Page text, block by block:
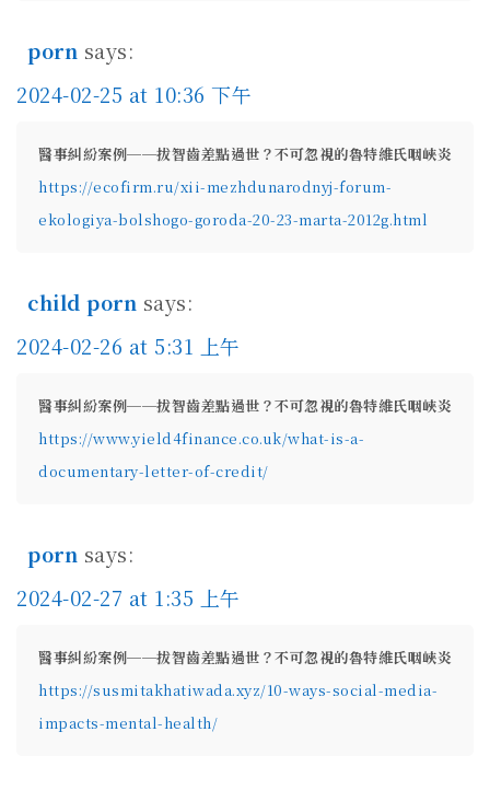
porn says:
2024-02-25 at 10:36 下午
醫事糾紛案例──拔智齒差點過世？不可忽視的魯特維氏咽峽炎
https://ecofirm.ru/xii-mezhdunarodnyj-forum-
ekologiya-bolshogo-goroda-20-23-marta-2012g.html
child porn says:
2024-02-26 at 5:31 上午
醫事糾紛案例──拔智齒差點過世？不可忽視的魯特維氏咽峽炎
https://www.yield4finance.co.uk/what-is-a-
documentary-letter-of-credit/
porn says:
2024-02-27 at 1:35 上午
醫事糾紛案例──拔智齒差點過世？不可忽視的魯特維氏咽峽炎
https://susmitakhatiwada.xyz/10-ways-social-media-
impacts-mental-health/